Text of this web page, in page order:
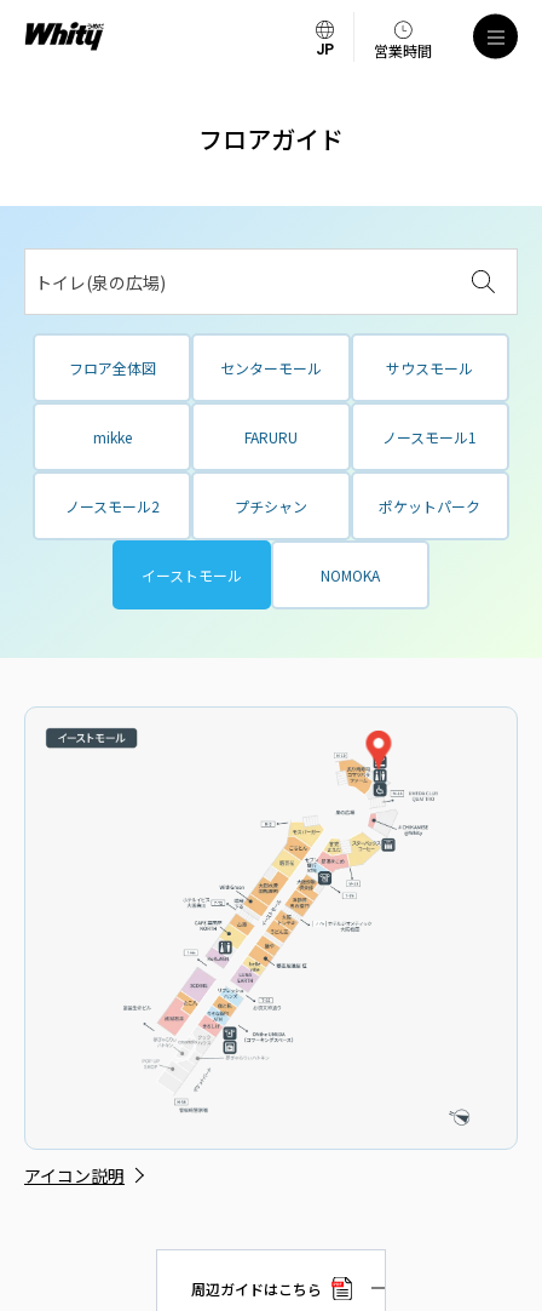
営業時間
フロアガイド
トイレ(泉の広場)
フロア全体図 センターモール サウスモール
mikke FARURU ノースモール1
ノースモール2 プチシャン ポケットパーク
イーストモール NOMOKA
アイコン説明
周辺ガイドはこちら